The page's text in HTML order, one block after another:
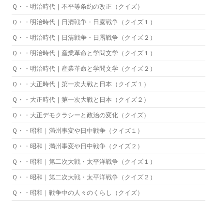
Ｑ・・明治時代｜不平等条約の改正（クイズ）
Ｑ・・明治時代｜日清戦争・日露戦争（クイズ１）
Ｑ・・明治時代｜日清戦争・日露戦争（クイズ２）
Ｑ・・明治時代｜産業革命と学問文学（クイズ１）
Ｑ・・明治時代｜産業革命と学問文学（クイズ２）
Ｑ・・大正時代｜第一次大戦と日本（クイズ１）
Ｑ・・大正時代｜第一次大戦と日本（クイズ２）
Ｑ・・大正デモクラシーと政治の変化（クイズ）
Ｑ・・昭和｜満州事変や日中戦争（クイズ１）
Ｑ・・昭和｜満州事変や日中戦争（クイズ２）
Ｑ・・昭和｜第二次大戦・太平洋戦争（クイズ１）
Ｑ・・昭和｜第二次大戦・太平洋戦争（クイズ２）
Ｑ・・昭和｜戦争中の人々のくらし（クイズ）